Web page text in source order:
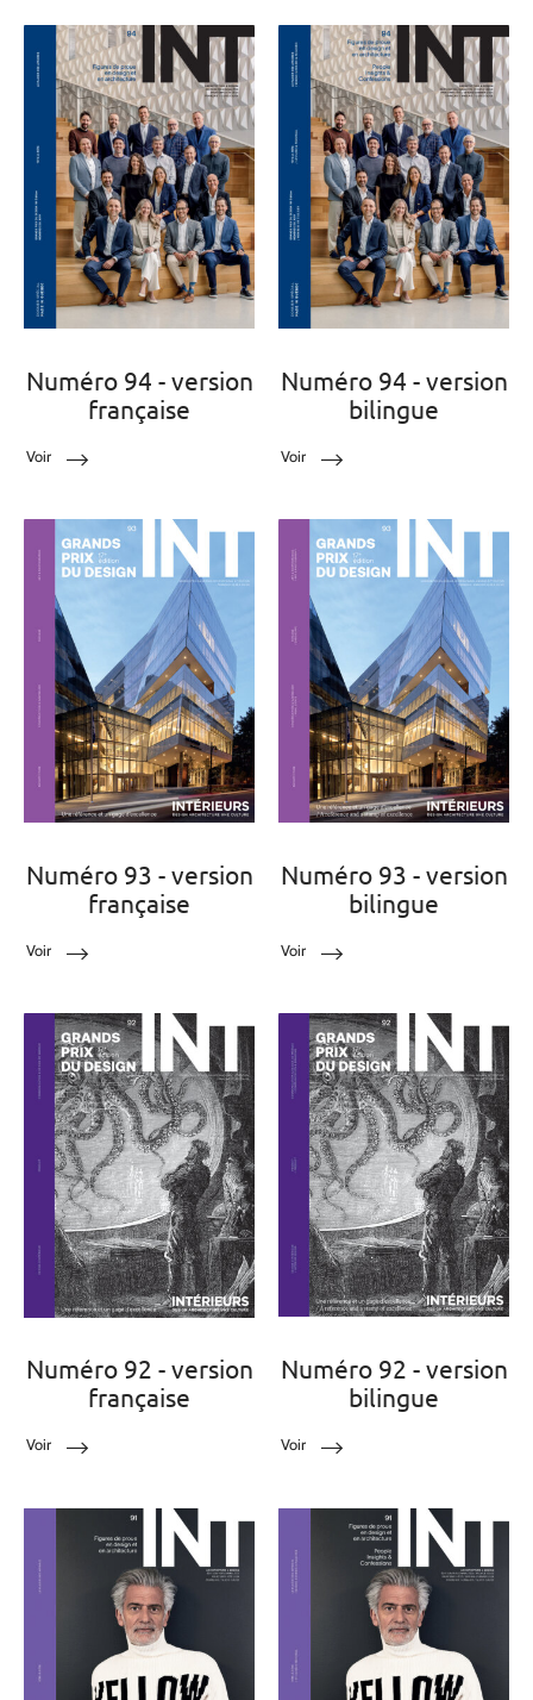
Numéro 94 - version
française
Voir
Numéro 94 - version
bilingue
Voir
Numéro 93 - version
française
Voir
Numéro 93 - version
bilingue
Voir
Numéro 92 - version
française
Voir
Numéro 92 - version
bilingue
Voir